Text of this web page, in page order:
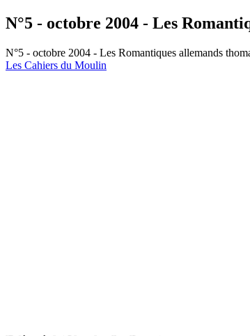
N°5 - octobre 2004 - Les
N°5 - octobre 2004 - Les Romantiques allemands
Les Cahiers du Moulin